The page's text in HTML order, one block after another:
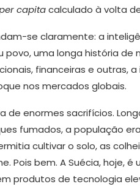
capitacalculado à volta de
se claramente: a
uma longa história de
financeiras e outras,
nos mercados globais.
de enormes sacrifícios.
fumados, a população
cultivar o solo, as
Pois bem. A Suécia, hoje, é
produtos de tecnologia